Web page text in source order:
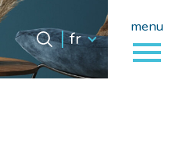
menu
Langue
fr
Langue
fr